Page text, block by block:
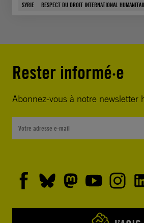
SYRIE RESPECT DU DROIT INTERNATIONAL
Rester informé·e
Abonnez-vous à notre newsletter